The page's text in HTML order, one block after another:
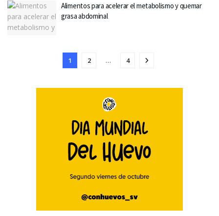
Alimentos para acelerar el metabolismo y quemar
grasa abdominal
1 2 … 4